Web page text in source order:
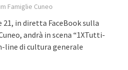
Famiglie Cuneo
21, in diretta FaceBook sulla
andrà in scena “1XTutti-
line di cultura generale